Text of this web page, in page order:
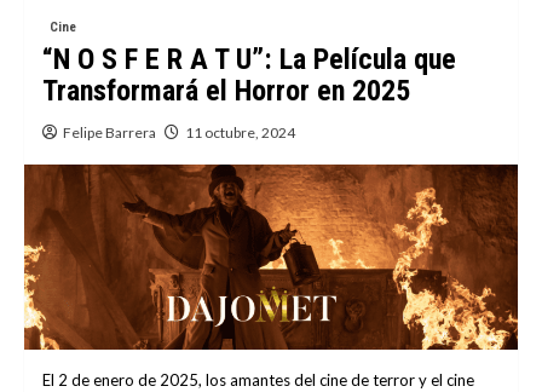
Cine
“N O S F E R A T U”: La Película que
Transformará el Horror en 2025
Felipe Barrera 11 octubre, 2024
El 2 de enero de 2025, los amantes del cine de terror y el cine